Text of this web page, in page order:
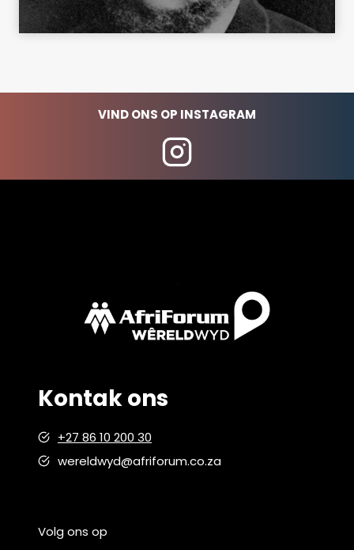
VIND ONS OP INSTAGRAM
Kontak ons
+27 86 10 200 30
wereldwyd@afriforum.co.za
Volg ons op